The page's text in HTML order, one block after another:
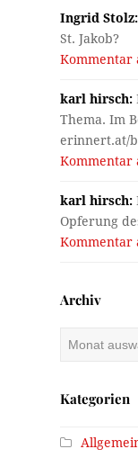
Ingrid Stolz:
St. Jakob?
Kommentar
karl hirsch:
Thema. Im
erinnert.at/
Kommentar
karl hirsch:
Opferung
Kommentar
Archiv
Kategorien